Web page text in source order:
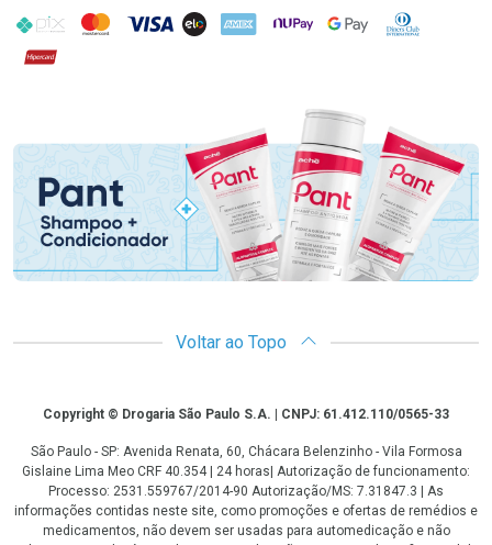
PIX MasterCard
VISA ELO AMEX NuPay Google PayDiners Club
Hipercard
Promoção em Destaque
Voltar ao Topo
CopyrightCopyright © Drogaria São Paulo S.A. | CNPJ: 61.412.110/0565-33
São Paulo - SP: Avenida Renata, 60, Chácara Belenzinho - Vila Formosa
Gislaine Lima Meo CRF 40.354 | 24 horas| Autorização de funcionamento:
Processo: 2531.559767/2014-90 Autorização/MS: 7.31847.3 | As
informações contidas neste site, como promoções e ofertas de remédios e
medicamentos, não devem ser usadas para automedicação e não